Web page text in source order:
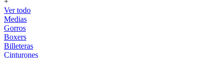
Ver todo
Medias
Gorros
Boxers
Billeteras
Cinturones